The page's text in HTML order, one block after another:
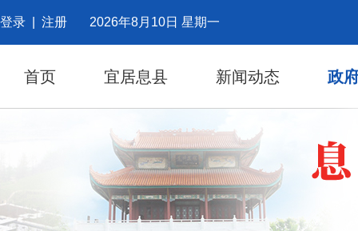
登录 注册 2026年8月10日 星期一
首页 宜居息县 新闻动态 政